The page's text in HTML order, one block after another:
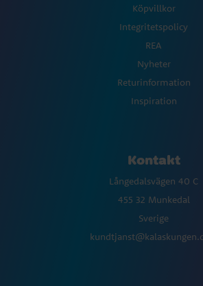
Köpvillkor
Integritetspolicy
REA
Nyheter
Returinformation
Inspiration
Kontakt
Långedalsvägen 40 C
455 32 Munkedal
Sverige